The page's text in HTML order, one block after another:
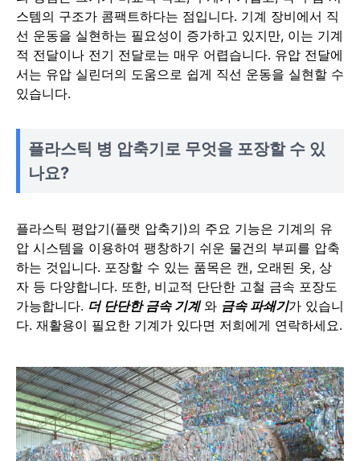
스템의 구조가 콤팩트하다는 점입니다. 기계 장비에서 직
선 운동을 실현하는 필요성이 증가하고 있지만, 이는 기계
적 전달이나 전기 전달로는 매우 어렵습니다. 유압 전달에
서는 유압 실린더의 도움으로 쉽게 직선 운동을 실현할 수
있습니다.
플라스틱 병 압축기로 무엇을 포장할 수 있
나요?
플라스틱 평압기(플랫 압축기)의 주요 기능은 기계의 유
압 시스템을 이용하여 팽창하기 쉬운 물건의 부피를 압축
하는 것입니다. 포장할 수 있는 품목은 캔, 오래된 옷, 상
자 등 다양합니다. 또한, 비교적 단단한 고철 금속 포장도
가능합니다. 더 단단한 금속 기계와 금속 파쇄기가 있습니
다. 재활용이 필요한 기계가 있다면 저희에게 연락하세요.